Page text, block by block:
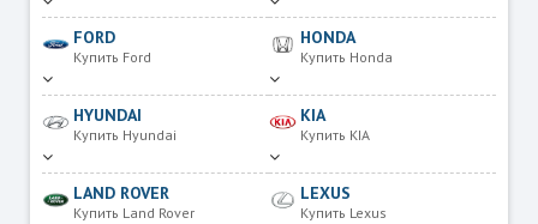
FORD
Купить Ford
HONDA
Купить Honda
HYUNDAI
Купить Hyundai
KIA
Купить KIA
LAND ROVER
Купить Land Rover
LEXUS
Купить Lexus